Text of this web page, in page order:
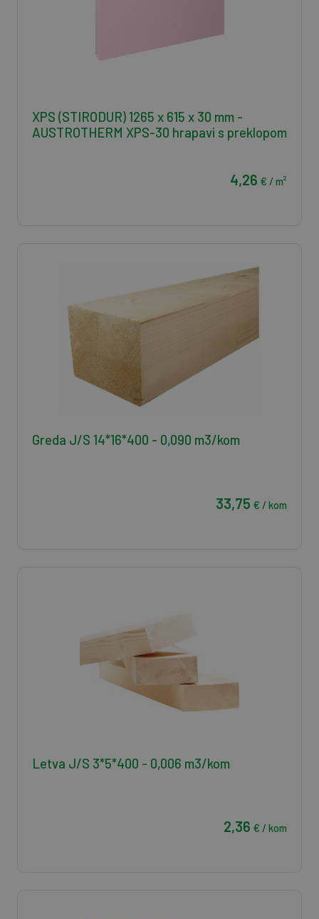
XPS (STIRODUR) 1265 x 615 x 30 mm -
AUSTROTHERM XPS-30 hrapavi s preklopom
4,26 € / m²
Greda J/S 14*16*400 - 0,090 m3/kom
33,75 € / kom
Letva J/S 3*5*400 - 0,006 m3/kom
2,36 € / kom